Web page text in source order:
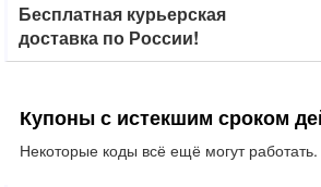
Бесплатная курьерская
доставка по России!
Купоны с истекшим сроком
Некоторые коды всё ещё могут работать.